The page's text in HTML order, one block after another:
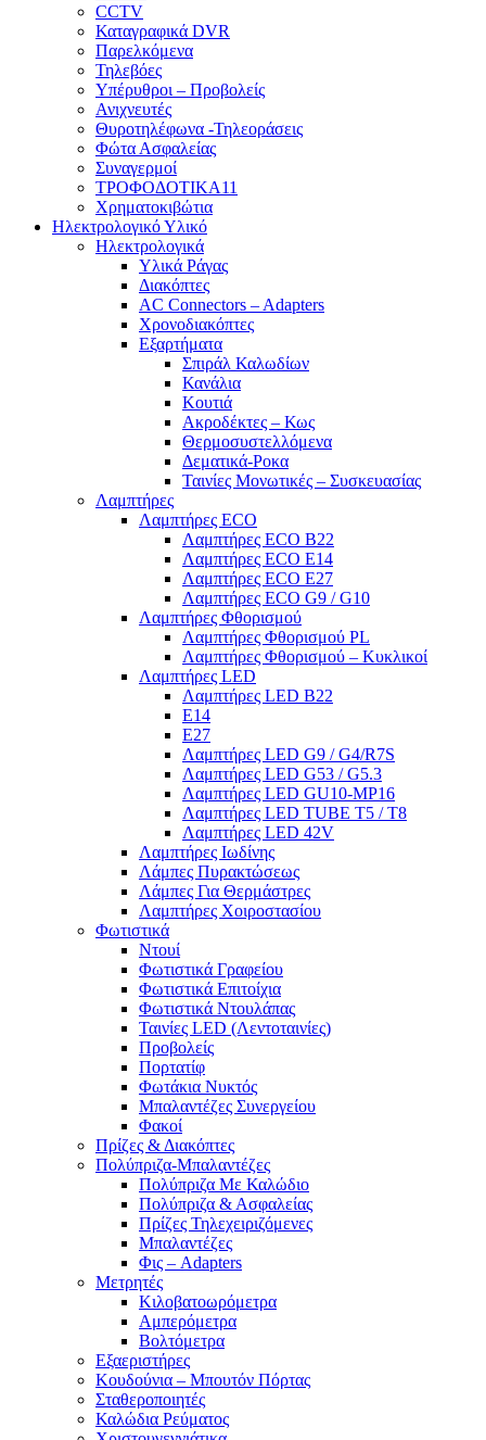
CCTV
Καταγραφικά DVR
Παρελκόμενα
Τηλεβόες
Υπέρυθροι – Προβολείς
Ανιχνευτές
Θυροτηλέφωνα -Τηλεοράσεις
Φώτα Ασφαλείας
Συναγερμοί
ΤΡΟΦΟΔΟΤΙΚΑ11
Χρηματοκιβώτια
Ηλεκτρολογικό Υλικό
Ηλεκτρολογικά
Υλικά Ράγας
Διακόπτες
AC Connectors – Adapters
Χρονοδιακόπτες
Εξαρτήματα
Σπιράλ Καλωδίων
Κανάλια
Κουτιά
Ακροδέκτες – Κως
Θερμοσυστελλόμενα
Δεματικά-Ροκα
Ταινίες Μονωτικές – Συσκευασίας
Λαμπτήρες
Λαμπτήρες ECO
Λαμπτήρες ECO B22
Λαμπτήρες ECO E14
Λαμπτήρες ECO E27
Λαμπτήρες ECO G9 / G10
Λαμπτήρες Φθορισμού
Λαμπτήρες Φθορισμού PL
Λαμπτήρες Φθορισμού – Κυκλικοί
Λαμπτήρες LED
Λαμπτήρες LED B22
E14
E27
Λαμπτήρες LED G9 / G4/R7S
Λαμπτήρες LED G53 / G5.3
Λαμπτήρες LED GU10-ΜΡ16
Λαμπτήρες LED TUBE T5 / T8
Λαμπτήρες LED 42V
Λαμπτήρες Ιωδίνης
Λάμπες Πυρακτώσεως
Λάμπες Για Θερμάστρες
Λαμπτήρες Χοιροστασίου
Φωτιστικά
Ντουί
Φωτιστικά Γραφείου
Φωτιστικά Επιτοίχια
Φωτιστικά Ντουλάπας
Ταινίες LED (Λεντοταινίες)
Προβολείς
Πορτατίφ
Φωτάκια Νυκτός
Μπαλαντέζες Συνεργείου
Φακοί
Πρίζες & Διακόπτες
Πολύπριζα-Μπαλαντέζες
Πολύπριζα Με Καλώδιο
Πολύπριζα & Ασφαλείας
Πρίζες Τηλεχειριζόμενες
Μπαλαντέζες
Φις – Adapters
Μετρητές
Κιλοβατοωρόμετρα
Αμπερόμετρα
Βολτόμετρα
Εξαεριστήρες
Κουδούνια – Μπουτόν Πόρτας
Σταθεροποιητές
Καλώδια Ρεύματος